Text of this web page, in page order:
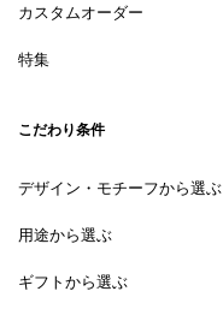
カスタムオーダー
特集
こだわり条件
デザイン・モチーフから選ぶ
用途から選ぶ
ギフトから選ぶ